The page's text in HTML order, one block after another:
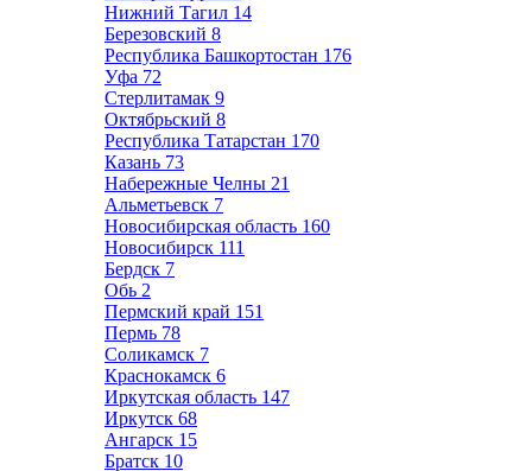
Нижний Тагил 14
Березовский 8
Республика Башкортостан 176
Уфа 72
Стерлитамак 9
Октябрьский 8
Республика Татарстан 170
Казань 73
Набережные Челны 21
Альметьевск 7
Новосибирская область 160
Новосибирск 111
Бердск 7
Обь 2
Пермский край 151
Пермь 78
Соликамск 7
Краснокамск 6
Иркутская область 147
Иркутск 68
Ангарск 15
Братск 10